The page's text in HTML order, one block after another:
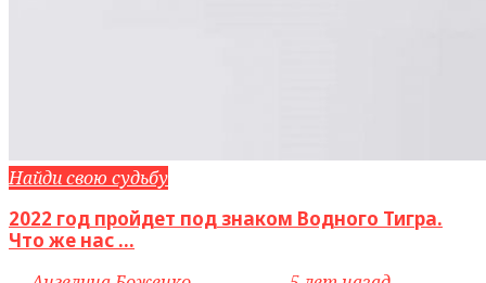
Найди свою судьбу
2022 год пройдет под знаком Водного Тигра.
Что же нас ...